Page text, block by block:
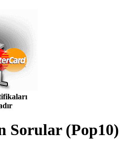
Sorular (Pop10)